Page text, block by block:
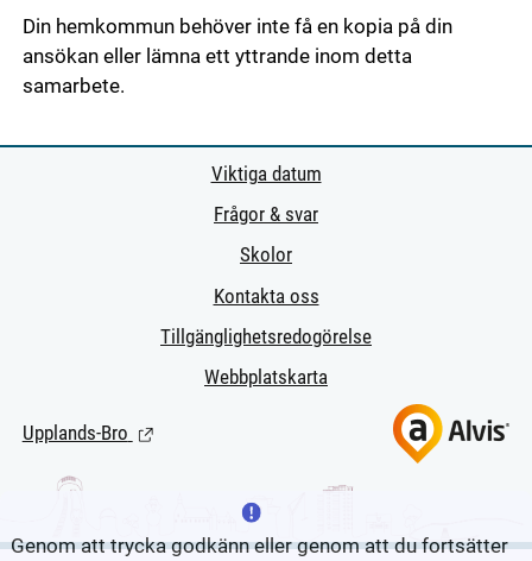
Din hemkommun behöver inte få en kopia på din
ansökan eller lämna ett yttrande inom detta
samarbete.
Viktiga datum
Frågor & svar
Skolor
Kontakta oss
Tillgänglighetsredogörelse
Webbplatskarta
Upplands-Bro (Länk till extern sida.)
Genom att trycka godkänn eller genom att du fortsätter